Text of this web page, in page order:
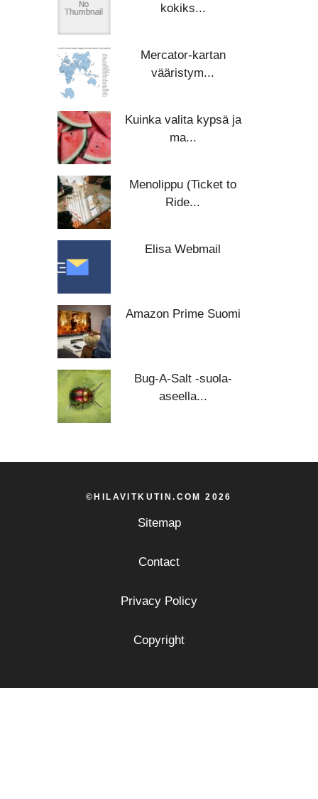
kokiks...
Mercator-kartan
vääristym...
Kuinka valita kypsä ja
ma...
Menolippu (Ticket to
Ride...
Elisa Webmail
Amazon Prime Suomi
Bug-A-Salt -suola-
aseella...
©HILAVITKUTIN.COM 2026
Sitemap
Contact
Privacy Policy
Copyright